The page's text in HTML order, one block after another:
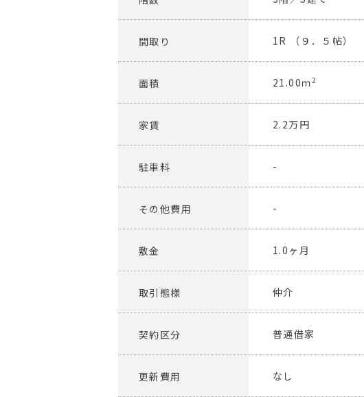
間取り 1R （９．５帖）
面積 21.00ｍ2
家賃 2.2万円
駐車料 -
その他費用 -
敷金 1.0ヶ月
取引態様 仲介
契約区分 普通借家
更新費用 なし